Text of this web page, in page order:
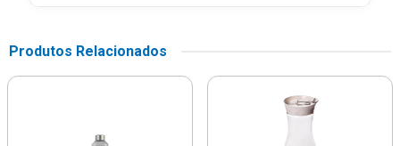
Produtos Relacionados